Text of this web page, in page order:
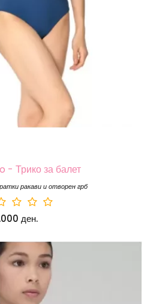
- Трико за балет
ракави и отворен грб
ден.